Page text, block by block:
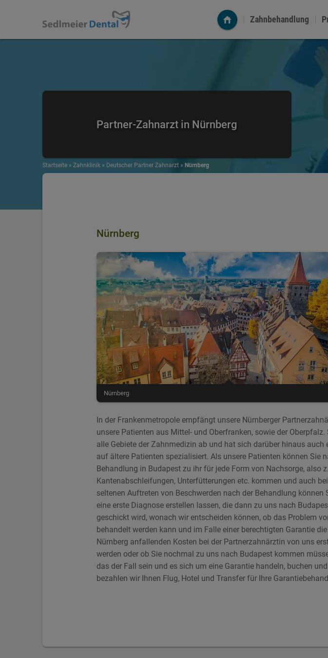
Zahnbehandlung
Partner-Zahnarzt in Nürnberg
Startseite » Zahnklinik » Deutscher Partner Zahnarzt » Nürnberg
Nürnberg
Nürnberg
In der Frankenmetropole empfängt unsere Nürnberger
unsere Patienten aus Mittel- und Oberfranken, sowie der Oberpfalz.
alle Gebiete der Zahnmedizin ab und hat sich darüber hinaus auch
auf ältere Patienten spezialisiert. Als unsere Patienten können Sie
Behandlung in Budapest zu ihr für jede Form von Nachsorge, also
Kantenabschleifungen, Unterfütterungen etc. kommen und auch
seltenen Auftreten von Beschwerden nach der Behandlung können
eine erste Diagnose erstellen lassen, die dann zu uns nach
geschickt wird, wonach wir entscheiden können, ob das Problem
behandelt werden kann und im Falle einer berechtigten Garantie
Nürnberg anfallenden Kosten bei der Partnerzahnärztin von uns
werden oder ob Sie nochmal zu uns nach Budapest kommen
das der Fall sein und es sich um eine Garantie handeln, buchen und
bezahlen wir Ihnen Flug, Hotel und Transfer für Ihre